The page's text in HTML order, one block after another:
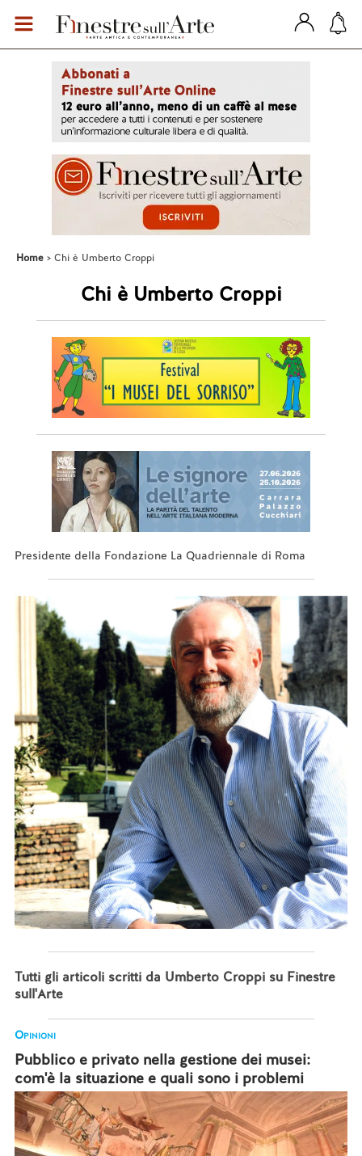
Home Chi è Umberto Croppi
Chi è Umberto Croppi
Presidente della Fondazione La Quadriennale di Roma
Tutti gli articoli scritti da Umberto Croppi su Finestre
sull'Arte
Opinioni
Pubblico e privato nella gestione dei musei:
com'è la situazione e quali sono i problemi